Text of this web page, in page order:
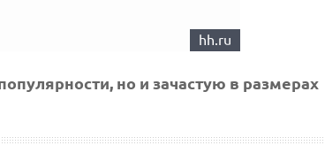
hh.ru
но и зачастую в размерах